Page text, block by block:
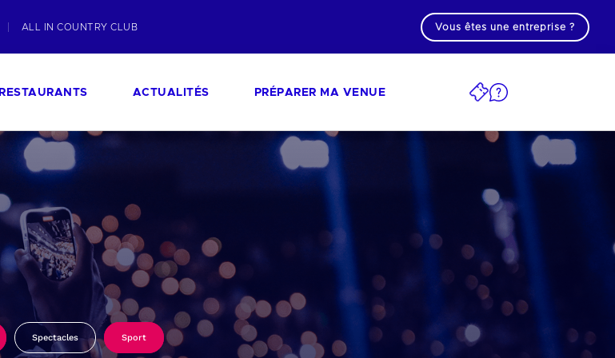
ALL IN COUNTRY CLUB Vous êtes une entreprise ?
RESTAURANTS ACTUALITÉS PRÉPARER MA VENUE
Spectacles Sport